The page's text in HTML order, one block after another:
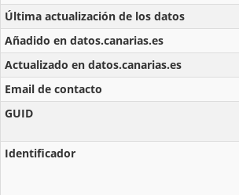
Última actualización de los datos
Añadido en datos.canarias.es
Actualizado en datos.canarias.es
Email de contacto
GUID
Identificador